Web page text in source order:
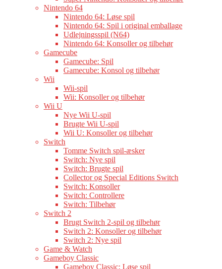
Nintendo 64
Nintendo 64: Løse spil
Nintendo 64: Spil i original emballage
Udlejningsspil (N64)
Nintendo 64: Konsoller og tilbehør
Gamecube
Gamecube: Spil
Gamecube: Konsol og tilbehør
Wii
Wii-spil
Wii: Konsoller og tilbehør
Wii U
Nye Wii U-spil
Brugte Wii U-spil
Wii U: Konsoller og tilbehør
Switch
Tomme Switch spil-æsker
Switch: Nye spil
Switch: Brugte spil
Collector og Special Editions Switch
Switch: Konsoller
Switch: Controllere
Switch: Tilbehør
Switch 2
Brugt Switch 2-spil og tilbehør
Switch 2: Konsoller og tilbehør
Switch 2: Nye spil
Game & Watch
Gameboy Classic
Gameboy Classic: Løse spil